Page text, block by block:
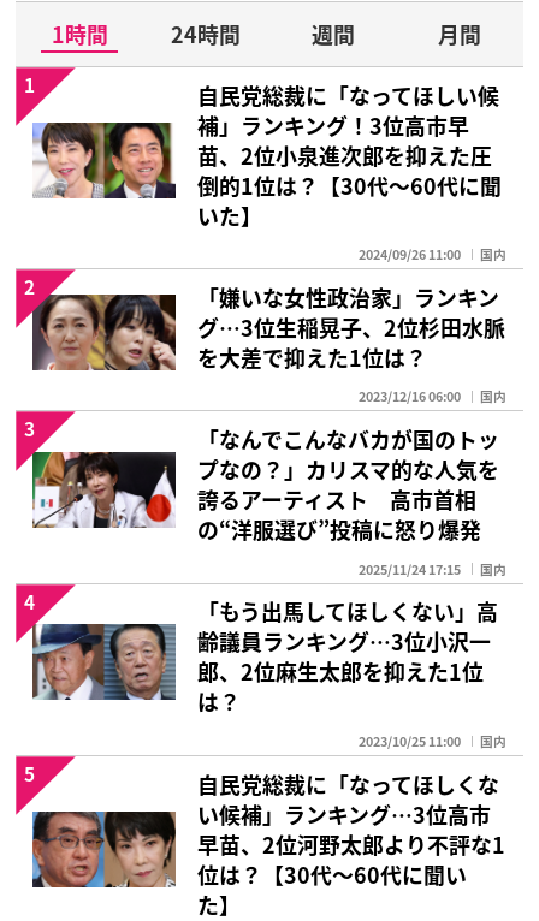
1時間 24時間 週間
月間
自民党総裁に「なってほしい候
補」ランキング！3位高市早
苗、2位小泉進次郎を抑えた圧
倒的1位は？【30代〜60代に聞
いた】
2024/09/26 11:00 国内
1
「嫌いな女性政治家」ランキン
グ…3位生稲晃子、2位杉田水脈
を大差で抑えた1位は？
2023/12/16 06:00 国内
2
「なんでこんなバカが国のトッ
プなの？」カリスマ的な人気を
誇るアーティスト 高市首相
の“洋服選び”投稿に怒り爆発
2025/11/24 17:15 国内
3
「もう出馬してほしくない」高
齢議員ランキング…3位小沢一
郎、2位麻生太郎を抑えた1位
は？
2023/10/25 11:00 国内
4
自民党総裁に「なってほしくな
い候補」ランキング…3位高市
早苗、2位河野太郎より不評な1
位は？【30代～60代に聞い
た】
5